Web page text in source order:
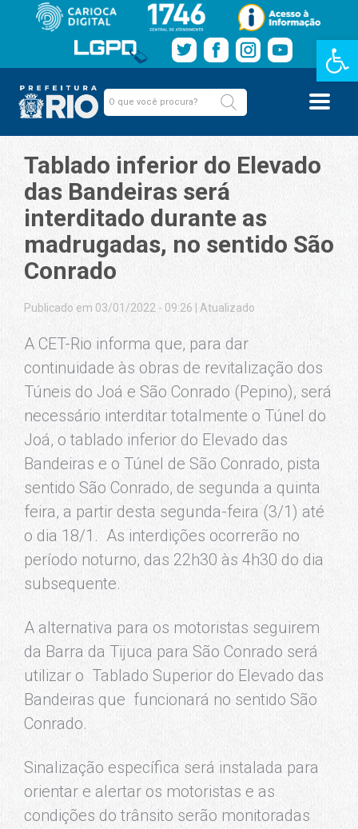
Barra de
Tablado inferior do Elevado
das Bandeiras será
interditado durante as
madrugadas, no sentido São
Conrado
Publicado em 03/01/2022 - 09:26 Atualizado
A CET-Rio informa que, para dar
continuidade às obras de revitalização dos
Túneis do Joá e São Conrado (Pepino), será
necessário interditar totalmente o Túnel do
Joá, o tablado inferior do Elevado das
Bandeiras e o Túnel de São Conrado, pista
sentido São Conrado, de segunda a quinta
feira, a partir desta segunda-feira (3/1) até
o dia 18/1. As interdições ocorrerão no
período noturno, das 22h30 às 4h30 do dia
subsequente.
A alternativa para os motoristas seguirem
da Barra da Tijuca para São Conrado será
utilizar o Tablado Superior do Elevado das
Bandeiras que funcionará no sentido São
Conrado.
Sinalização específica será instalada para
orientar e alertar os motoristas e as
condições do trânsito serão monitoradas